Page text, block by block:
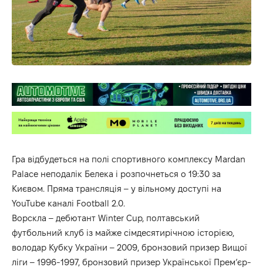
Гра відбудеться на полі спортивного комплексу Mardan
Palace неподалік Белека і розпочнеться о 19:30 за
Києвом. Пряма трансляція – у вільному доступі на
YouTube каналі Football 2.0.
Ворскла – дебютант Winter Cup, полтавський
футбольний клуб із майже сімдесятирічною історією,
володар Кубку України – 2009, бронзовий призер Вищої
ліги – 1996-1997, бронзовий призер Української Прем’єр-